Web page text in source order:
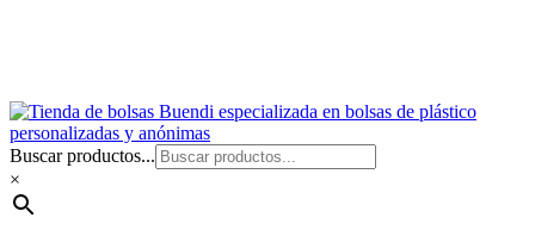
Buscar productos...
×